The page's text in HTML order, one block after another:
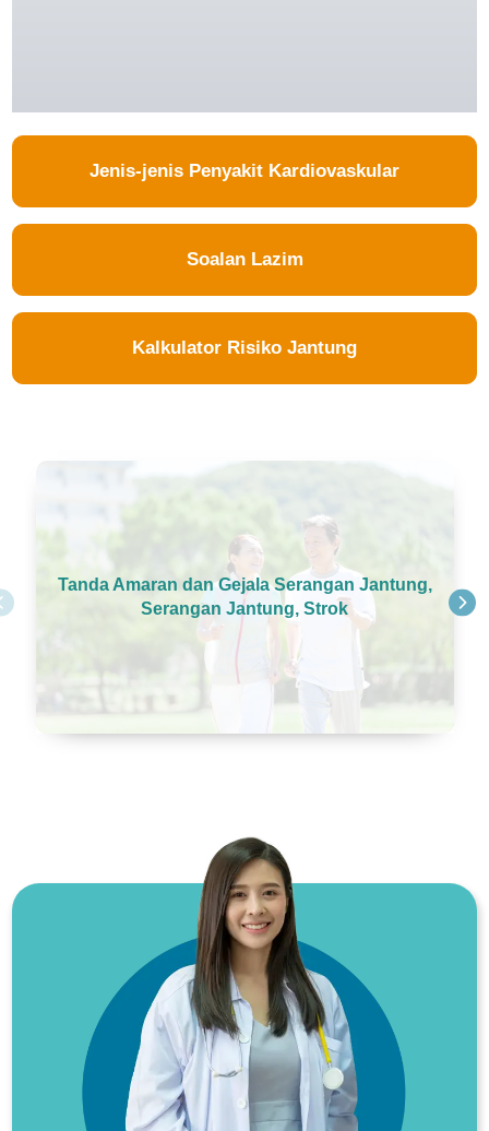
Jenis-jenis Penyakit Kardiovaskular
Soalan Lazim
Kalkulator Risiko Jantung
Tanda Amaran dan Gejala Serangan Jantung,
Serangan Jantung, Strok